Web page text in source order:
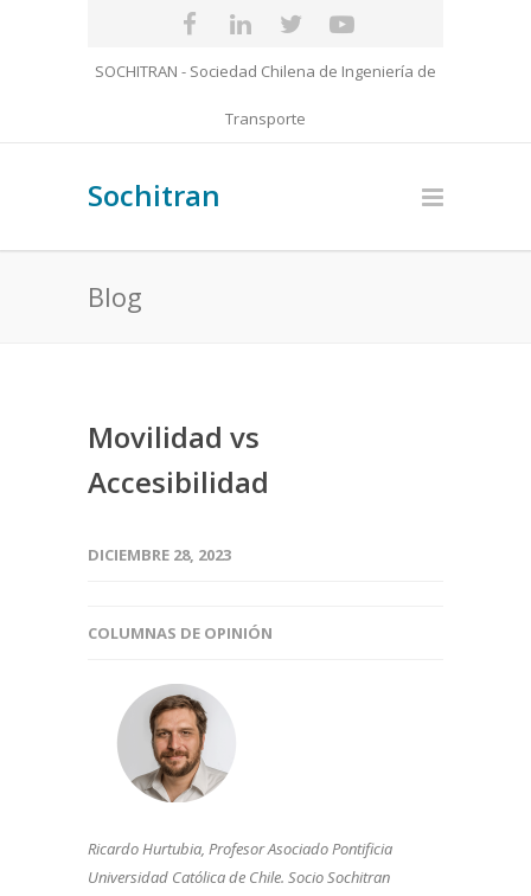
SOCHITRAN - Sociedad Chilena de Ingeniería de
Transporte
Sochitran
Blog
Movilidad vs
Accesibilidad
DICIEMBRE 28, 2023
COLUMNAS DE OPINIÓN
Ricardo Hurtubia, Profesor Asociado Pontificia
Universidad Católica de Chile. Socio Sochitran